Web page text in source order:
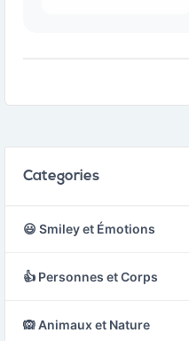
Categories
😃 Smiley et Émotions
👍 Personnes et Corps
🙉 Animaux et Nature